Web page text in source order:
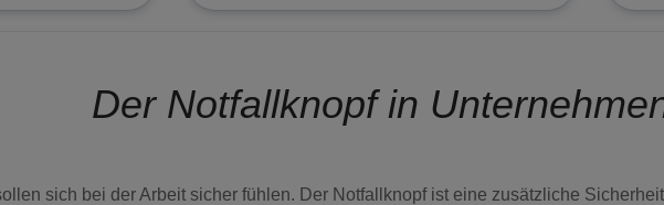
Der Notfallknopf in
sich bei der Arbeit sicher fühlen. Der Notfallknopf ist eine zusätzliche